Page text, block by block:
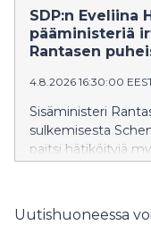
Räsänen toteaa.
SDP:n Eveliina
pääministeriä
Rantasen
4.8.2026 16:30:00
Sisäministeri
sulkemisesta
paitsi hätiköityjä
rajaturvallisuuden
Uutishuoneessa